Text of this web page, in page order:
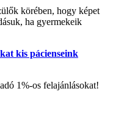
körében, hogy képet
ha gyermekeik
kis pácienseink
1%-os felajánlásokat!